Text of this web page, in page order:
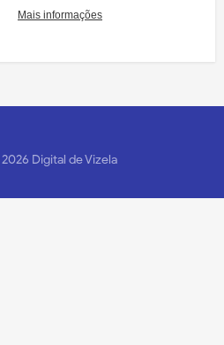
2026 Digital de Vizela